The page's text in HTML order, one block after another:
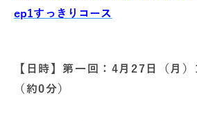
ep1すっきりコース
【日時】第一回：4月27日（月
（約0分）